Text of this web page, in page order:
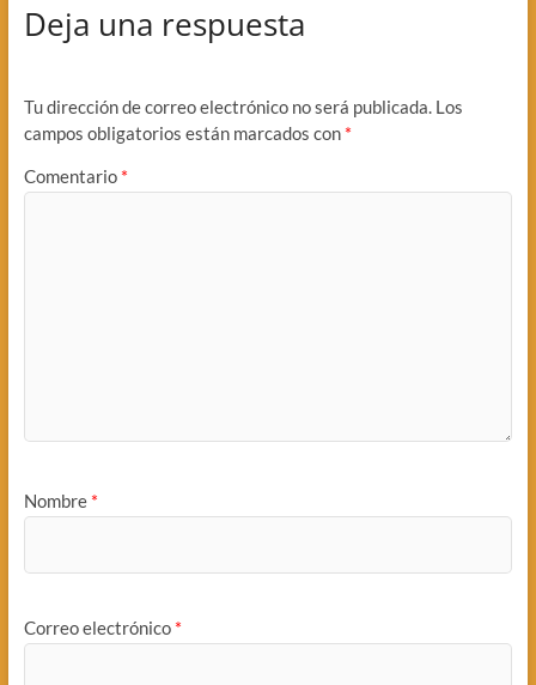
Deja una respuesta
Tu dirección de correo electrónico no será publicada. Los
campos obligatorios están marcados con *
Comentario *
Nombre *
Correo electrónico *